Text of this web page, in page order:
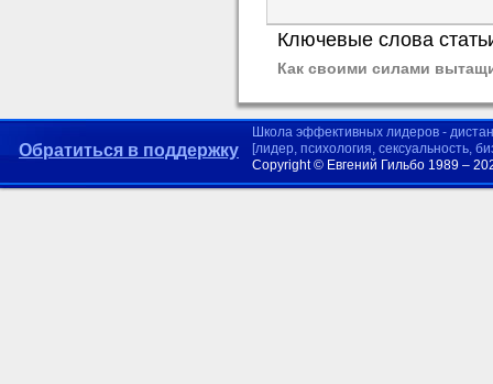
Ключевые слова
Как своими силами
Обратиться в поддержку
Школа эффективных лидеров -
[лидер, психология, сексуальность,
Copyright © Евгений Гильбо 1989 –